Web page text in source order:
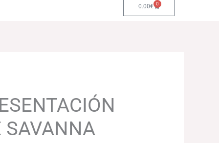
0.00€ 0
Carrito
SAVANNA